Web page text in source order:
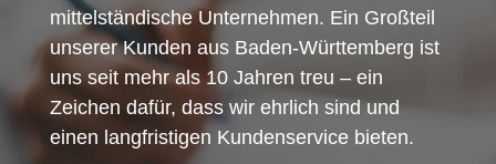
mittelständische Unternehmen. Ein Großteil
unserer Kunden aus Baden-Württemberg ist
uns seit mehr als 10 Jahren treu – ein
Zeichen dafür, dass wir ehrlich sind und
einen langfristigen Kundenservice bieten.